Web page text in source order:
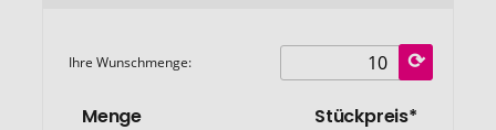
Ihre Wunschmenge:
Menge
Stückpreis*